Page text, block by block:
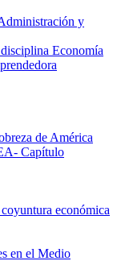
y
Economía
de América
Capítulo
económica
en el Medio